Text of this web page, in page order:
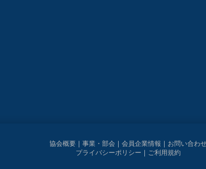
協会概要 ｜ 事業・部会 ｜ 会員企業情報 ｜ お問い合わ
プライバシーポリシー ｜ ご利用規約